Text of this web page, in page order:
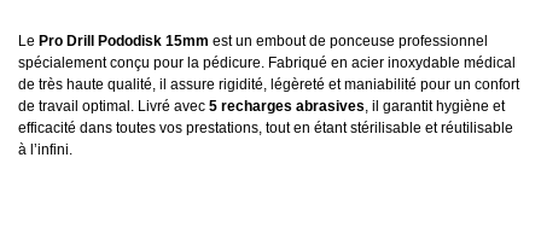
Le Pro Drill Pododisk 15mm est un embout de ponceuse professionnel
spécialement conçu pour la pédicure. Fabriqué en acier inoxydable médical
de très haute qualité, il assure rigidité, légèreté et maniabilité pour un confort
de travail optimal. Livré avec 5 recharges abrasives, il garantit hygiène et
efficacité dans toutes vos prestations, tout en étant stérilisable et réutilisable
à l’infini.